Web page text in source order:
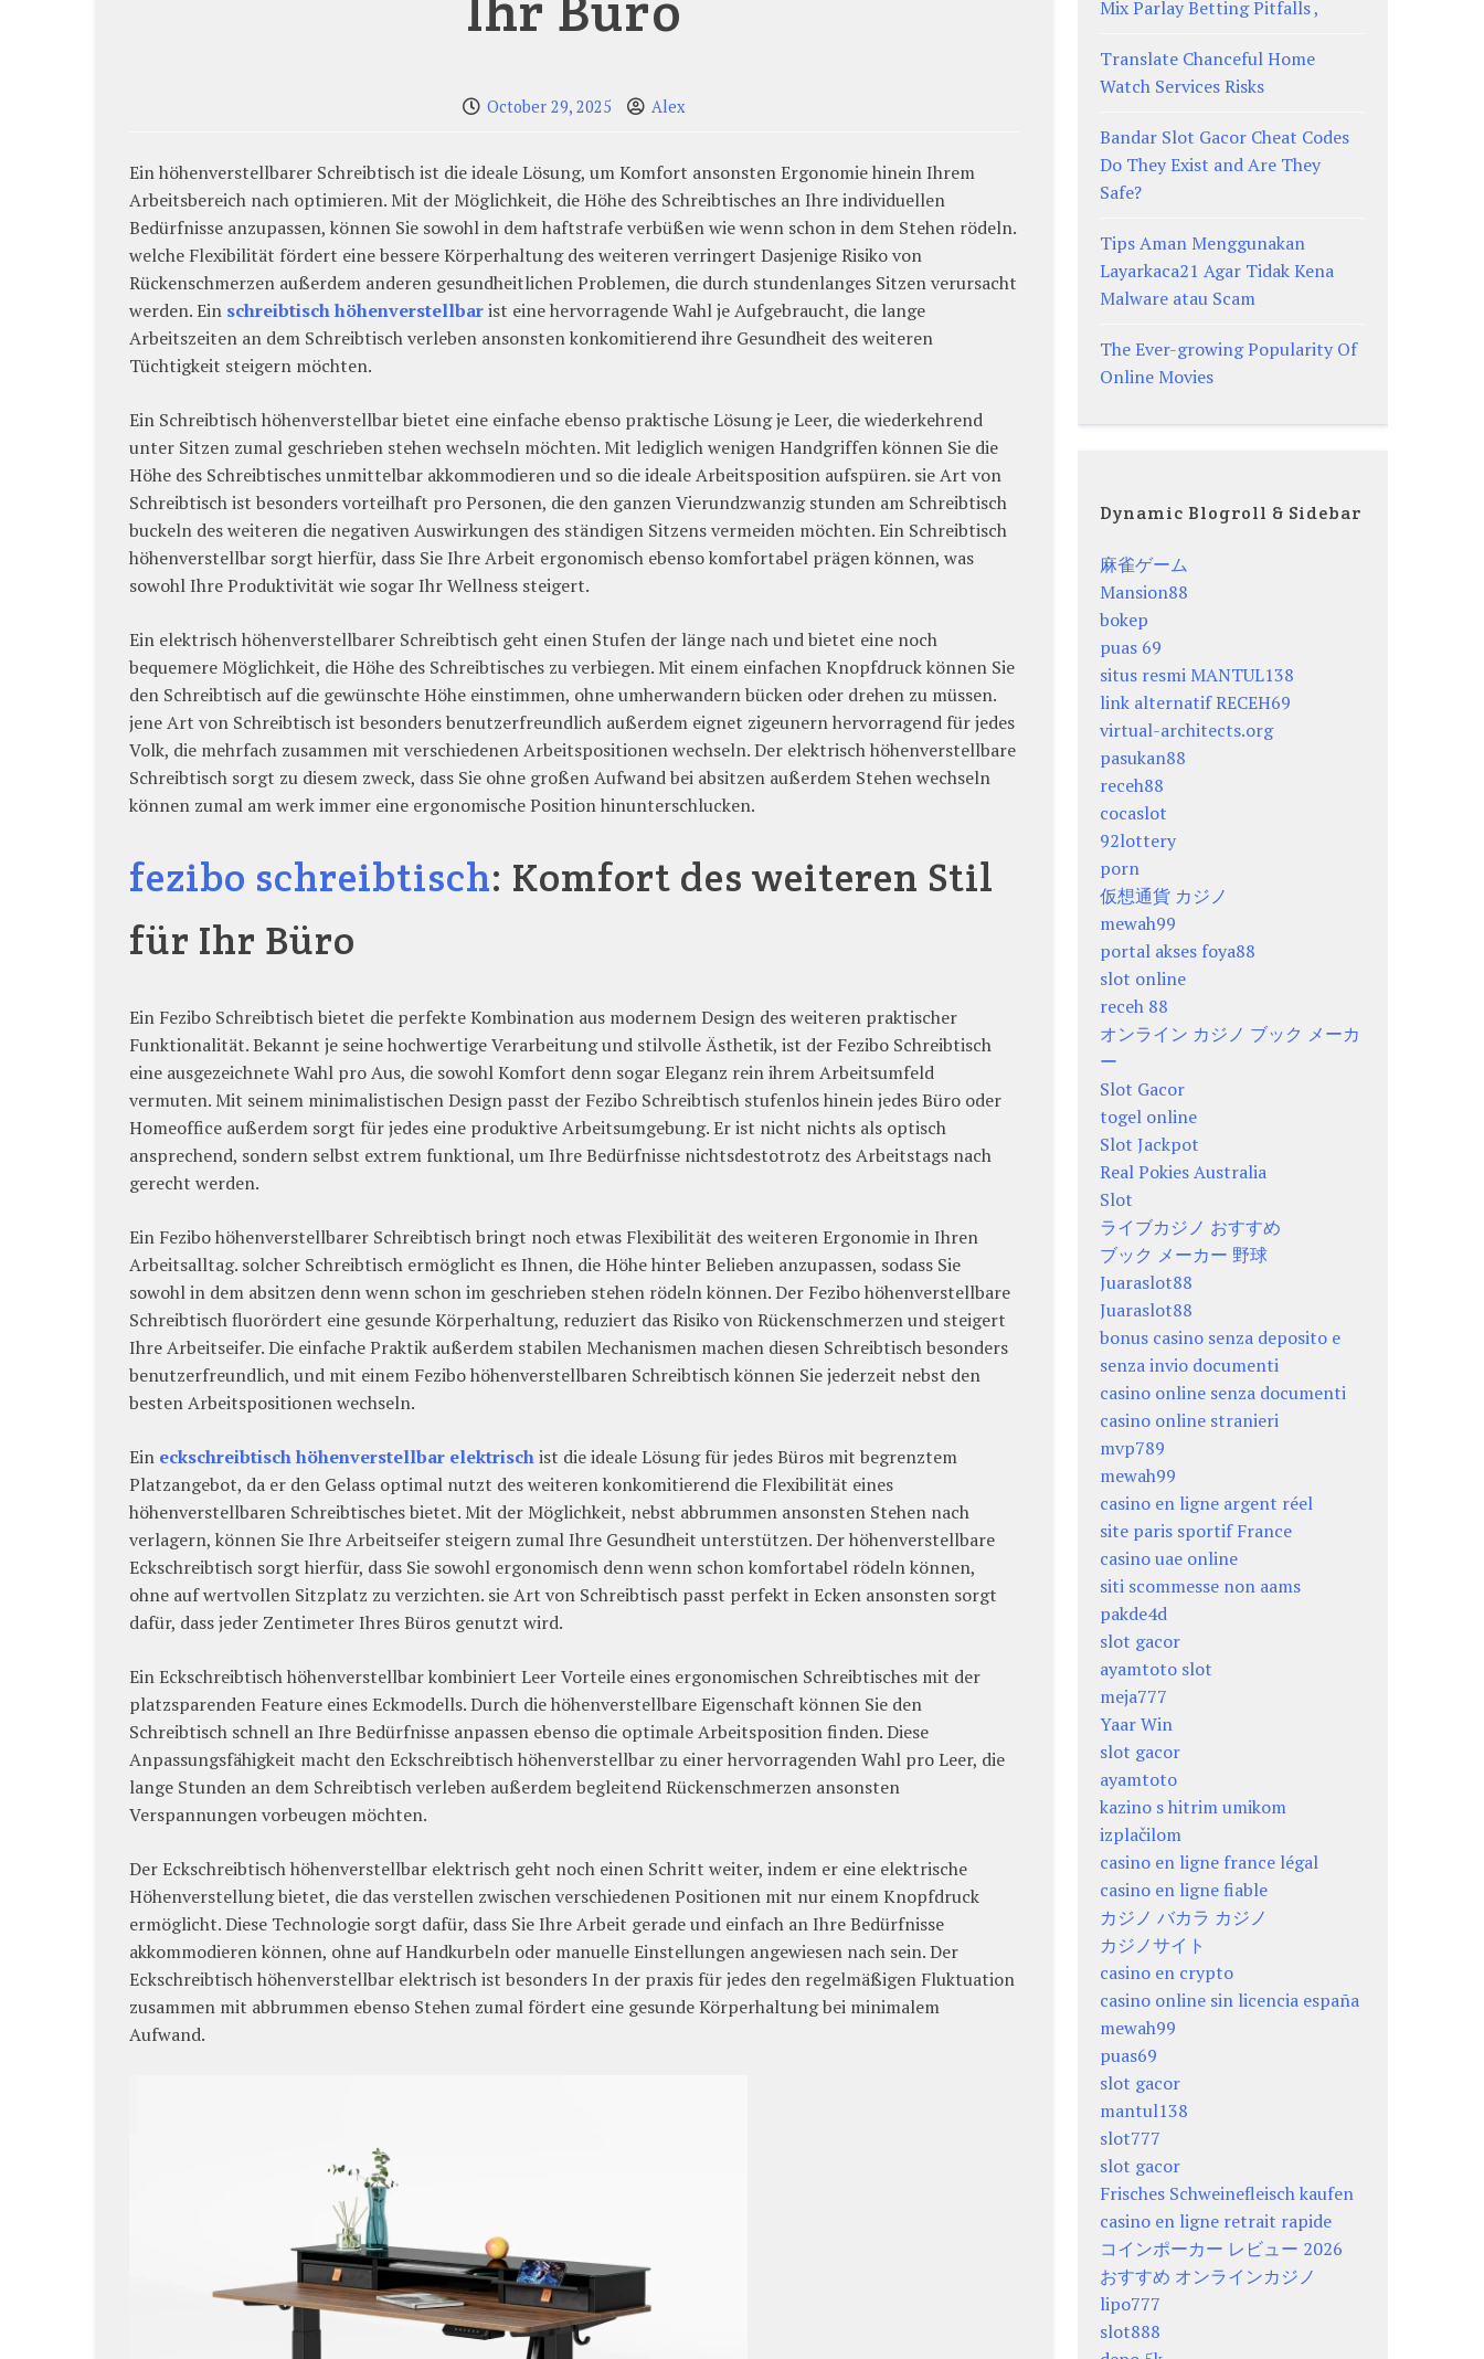
October 29, 2025 Alex
Ein höhenverstellbarer Schreibtisch ist die ideale Lösung, um Komfort ansonsten Ergonomie hinein Ihrem
Arbeitsbereich nach optimieren. Mit der Möglichkeit, die Höhe des Schreibtisches an Ihre individuellen
Bedürfnisse anzupassen, können Sie sowohl in dem haftstrafe verbüßen wie wenn schon in dem Stehen rödeln.
welche Flexibilität fördert eine bessere Körperhaltung des weiteren verringert Dasjenige Risiko von
Rückenschmerzen außerdem anderen gesundheitlichen Problemen, die durch stundenlanges Sitzen verursacht
werden. Ein schreibtisch höhenverstellbarist eine hervorragende Wahl je Aufgebraucht, die lange
Arbeitszeiten an dem Schreibtisch verleben ansonsten konkomitierend ihre Gesundheit des weiteren
Tüchtigkeit steigern möchten.
Ein Schreibtisch höhenverstellbar bietet eine einfache ebenso praktische Lösung je Leer, die wiederkehrend
unter Sitzen zumal geschrieben stehen wechseln möchten. Mit lediglich wenigen Handgriffen können Sie die
Höhe des Schreibtisches unmittelbar akkommodieren und so die ideale Arbeitsposition aufspüren. sie Art von
Schreibtisch ist besonders vorteilhaft pro Personen, die den ganzen Vierundzwanzig stunden am Schreibtisch
buckeln des weiteren die negativen Auswirkungen des ständigen Sitzens vermeiden möchten. Ein Schreibtisch
höhenverstellbar sorgt hierfür, dass Sie Ihre Arbeit ergonomisch ebenso komfortabel prägen können, was
sowohl Ihre Produktivität wie sogar Ihr Wellness steigert.
Ein elektrisch höhenverstellbarer Schreibtisch geht einen Stufen der länge nach und bietet eine noch
bequemere Möglichkeit, die Höhe des Schreibtisches zu verbiegen. Mit einem einfachen Knopfdruck können Sie
den Schreibtisch auf die gewünschte Höhe einstimmen, ohne umherwandern bücken oder drehen zu müssen.
jene Art von Schreibtisch ist besonders benutzerfreundlich außerdem eignet zigeunern hervorragend für jedes
Volk, die mehrfach zusammen mit verschiedenen Arbeitspositionen wechseln. Der elektrisch höhenverstellbare
Schreibtisch sorgt zu diesem zweck, dass Sie ohne großen Aufwand bei absitzen außerdem Stehen wechseln
können zumal am werk immer eine ergonomische Position hinunterschlucken.
fezibo schreibtisch: Komfort des weiteren Stil
für Ihr Büro
Ein Fezibo Schreibtisch bietet die perfekte Kombination aus modernem Design des weiteren praktischer
Funktionalität. Bekannt je seine hochwertige Verarbeitung und stilvolle Ästhetik, ist der Fezibo Schreibtisch
eine ausgezeichnete Wahl pro Aus, die sowohl Komfort denn sogar Eleganz rein ihrem Arbeitsumfeld
vermuten. Mit seinem minimalistischen Design passt der Fezibo Schreibtisch stufenlos hinein jedes Büro oder
Homeoffice außerdem sorgt für jedes eine produktive Arbeitsumgebung. Er ist nicht nichts als optisch
ansprechend, sondern selbst extrem funktional, um Ihre Bedürfnisse nichtsdestotrotz des Arbeitstags nach
gerecht werden.
Ein Fezibo höhenverstellbarer Schreibtisch bringt noch etwas Flexibilität des weiteren Ergonomie in Ihren
Arbeitsalltag. solcher Schreibtisch ermöglicht es Ihnen, die Höhe hinter Belieben anzupassen, sodass Sie
sowohl in dem absitzen denn wenn schon im geschrieben stehen rödeln können. Der Fezibo höhenverstellbare
Schreibtisch fluorördert eine gesunde Körperhaltung, reduziert das Risiko von Rückenschmerzen und steigert
Ihre Arbeitseifer. Die einfache Praktik außerdem stabilen Mechanismen machen diesen Schreibtisch besonders
benutzerfreundlich, und mit einem Fezibo höhenverstellbaren Schreibtisch können Sie jederzeit nebst den
besten Arbeitspositionen wechseln.
Ein eckschreibtisch höhenverstellbar elektrischist die ideale Lösung für jedes Büros mit begrenztem
Platzangebot, da er den Gelass optimal nutzt des weiteren konkomitierend die Flexibilität eines
höhenverstellbaren Schreibtisches bietet. Mit der Möglichkeit, nebst abbrummen ansonsten Stehen nach
verlagern, können Sie Ihre Arbeitseifer steigern zumal Ihre Gesundheit unterstützen. Der höhenverstellbare
Eckschreibtisch sorgt hierfür, dass Sie sowohl ergonomisch denn wenn schon komfortabel rödeln können,
ohne auf wertvollen Sitzplatz zu verzichten. sie Art von Schreibtisch passt perfekt in Ecken ansonsten sorgt
dafür, dass jeder Zentimeter Ihres Büros genutzt wird.
Ein Eckschreibtisch höhenverstellbar kombiniert Leer Vorteile eines ergonomischen Schreibtisches mit der
platzsparenden Feature eines Eckmodells. Durch die höhenverstellbare Eigenschaft können Sie den
Schreibtisch schnell an Ihre Bedürfnisse anpassen ebenso die optimale Arbeitsposition finden. Diese
Anpassungsfähigkeit macht den Eckschreibtisch höhenverstellbar zu einer hervorragenden Wahl pro Leer, die
lange Stunden an dem Schreibtisch verleben außerdem begleitend Rückenschmerzen ansonsten
Verspannungen vorbeugen möchten.
Der Eckschreibtisch höhenverstellbar elektrisch geht noch einen Schritt weiter, indem er eine elektrische
Höhenverstellung bietet, die das verstellen zwischen verschiedenen Positionen mit nur einem Knopfdruck
ermöglicht. Diese Technologie sorgt dafür, dass Sie Ihre Arbeit gerade und einfach an Ihre Bedürfnisse
akkommodieren können, ohne auf Handkurbeln oder manuelle Einstellungen angewiesen nach sein. Der
Eckschreibtisch höhenverstellbar elektrisch ist besonders In der praxis für jedes den regelmäßigen Fluktuation
zusammen mit abbrummen ebenso Stehen zumal fördert eine gesunde Körperhaltung bei minimalem
Aufwand.
Mix Parlay Betting Pitfalls ,
Translate Chanceful Home
Watch Services Risks
Bandar Slot Gacor Cheat Codes
Do They Exist and Are They
Safe?
Tips Aman Menggunakan
Layarkaca21 Agar Tidak Kena
Malware atau Scam
The Ever-growing Popularity Of
Online Movies
Dynamic Blogroll & Sidebar
麻雀ゲーム
Mansion88
bokep
puas 69
situs resmi MANTUL138
link alternatif RECEH69
virtual-architects.org
pasukan88
receh88
cocaslot
92lottery
porn
仮想通貨 カジノ
mewah99
portal akses foya88
slot online
receh 88
オンライン カジノ ブック メーカ
ー
Slot Gacor
togel online
Slot Jackpot
Real Pokies Australia
Slot
ライブカジノ おすすめ
ブック メーカー 野球
Juaraslot88
Juaraslot88
bonus casino senza deposito e
senza invio documenti
casino online senza documenti
casino online stranieri
mvp789
mewah99
casino en ligne argent réel
site paris sportif France
casino uae online
siti scommesse non aams
pakde4d
slot gacor
ayamtoto slot
meja777
Yaar Win
slot gacor
ayamtoto
kazino s hitrim umikom
izplačilom
casino en ligne france légal
casino en ligne fiable
カジノ バカラ カジノ
カジノサイト
casino en crypto
casino online sin licencia españa
mewah99
puas69
slot gacor
mantul138
slot777
slot gacor
Frisches Schweinefleisch kaufen
casino en ligne retrait rapide
コインポーカー レビュー 2026
おすすめ オンラインカジノ
lipo777
slot888